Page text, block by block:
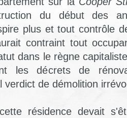
du début des
plus et tout contrôle
contraint tout
dans le règne
les décrets de
verdict de démolition
résidence devait